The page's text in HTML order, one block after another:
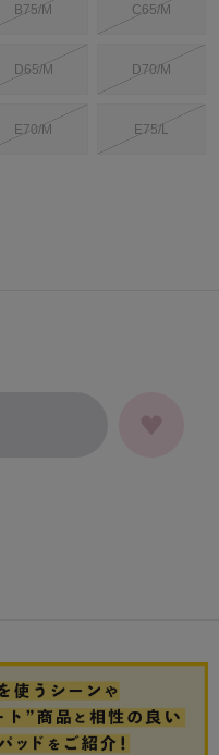
B75/M C65/M
D65/M D70/M
E70/M E75/L